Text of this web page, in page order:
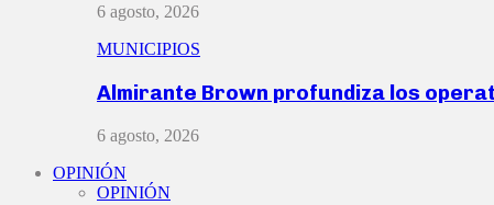
6 agosto, 2026
MUNICIPIOS
Almirante Brown profundiza los
6 agosto, 2026
OPINIÓN
OPINIÓN